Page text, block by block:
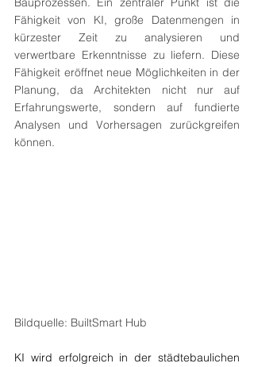
Fähigkeit von KI, große Datenmengen in
kürzester Zeit zu analysieren und
verwertbare Erkenntnisse zu liefern. Diese
Fähigkeit eröffnet neue Möglichkeiten in der
Planung, da Architekten nicht nur auf
Erfahrungswerte, sondern auf fundierte
Analysen und Vorhersagen zurückgreifen
können.
Bildquelle: BuiltSmart Hub
KI wird erfolgreich in der städtebaulichen